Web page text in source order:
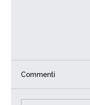
Commenti